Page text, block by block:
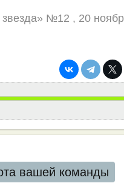
№12 , 20
вашей команды